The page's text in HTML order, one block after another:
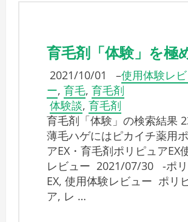
育毛剤「体験」を極
2021/10/01 –使用体験レ
ー, 育毛, 育毛剤
体験談, 育毛剤
育毛剤「体験」の検索結果
薄毛ハゲにはピカイチ薬用
アEX・育毛剤ポリピュアEX
レビュー 2021/07/30 -ポ
EX, 使用体験レビュー ポリ
ア, レ …